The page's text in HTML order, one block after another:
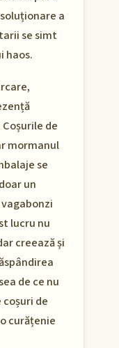
a
se simt
haos.
de
mormanul
se
un
lucru nu
creează și
de ce nu
de
curățenie